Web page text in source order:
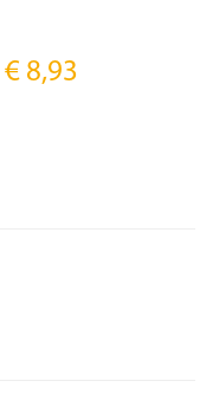
€ 8,93